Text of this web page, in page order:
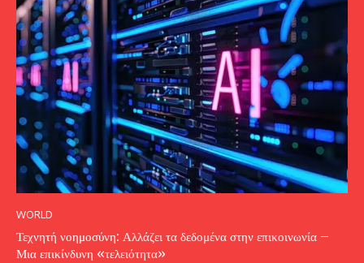
WORLD
Τεχνητή νοημοσύνη: Αλλάζει τα δεδομένα στην επικοινωνία –
Μια επικίνδυνη «τελειότητα»